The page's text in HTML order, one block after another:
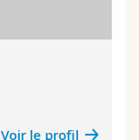
Voir le profil